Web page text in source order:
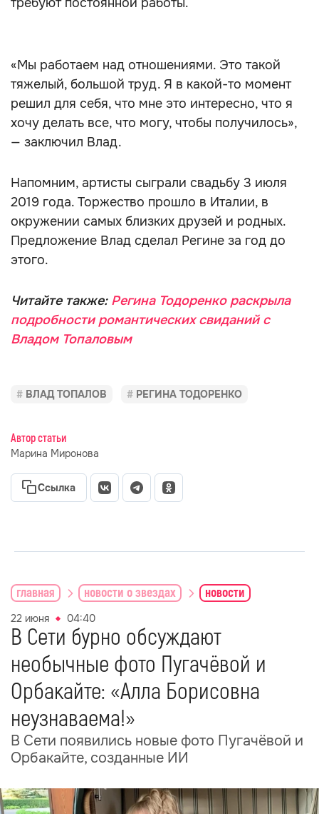
«Мы работаем над отношениями. Это такой
тяжелый, большой труд. Я в какой-то момент
решил для себя, что мне это интересно, что я
хочу делать все, что могу, чтобы получилось»,
— заключил Влад.
Напомним, артисты сыграли свадьбу 3 июля
2019 года. Торжество прошло в Италии, в
окружении самых близких друзей и родных.
Предложение Влад сделал Регине за год до
этого.
Читайте также:Регина Тодоренко раскрыла
подробности романтических свиданий с
Владом Топаловым
ВЛАД ТОПАЛОВ РЕГИНА ТОДОРЕНКО
Автор статьи
Марина Миронова
Ссылка
главная новости о звездах новости
22 июня 04:40
В Сети бурно обсуждают
необычные фото Пугачёвой и
Орбакайте: «Алла Борисовна
неузнаваема!»
В Сети появились новые фото Пугачёвой и
Орбакайте, созданные ИИ